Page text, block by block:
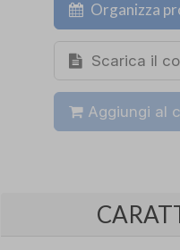
Organizza
Scarica il
Aggiungi al